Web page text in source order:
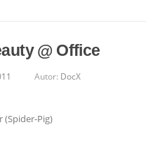
@ Office
Autor: DocX
(Spider-Pig)